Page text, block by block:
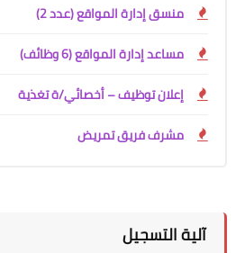
منسق إدارة المواقع (عدد 2)
مساعد إدارة المواقع (6 وظائف)
إعلان توظيف – أخصائي/ة تغذية
مشرف فريق تمريض
آلية التسجيل